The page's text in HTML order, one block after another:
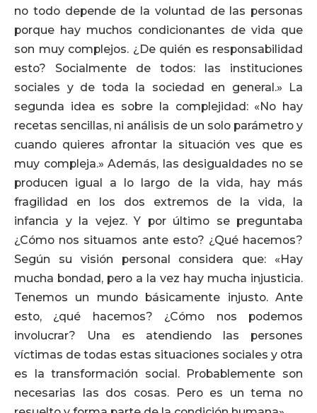
no todo depende de la voluntad de las personas
porque hay muchos condicionantes de vida que
son muy complejos. ¿De quién es responsabilidad
esto? Socialmente de todos: las instituciones
sociales y de toda la sociedad en general.» La
segunda idea es sobre la complejidad: «No hay
recetas sencillas, ni análisis de un solo parámetro y
cuando quieres afrontar la situación ves que es
muy compleja.» Además, las desigualdades no se
producen igual a lo largo de la vida, hay más
fragilidad en los dos extremos de la vida, la
infancia y la vejez. Y por último se preguntaba
¿Cómo nos situamos ante esto? ¿Qué hacemos?
Según su visión personal considera que: «Hay
mucha bondad, pero a la vez hay mucha injusticia.
Tenemos un mundo básicamente injusto. Ante
esto, ¿qué hacemos? ¿Cómo nos podemos
involucrar? Una es atendiendo las persones
víctimas de todas estas situaciones sociales y otra
es la transformación social. Probablemente son
necesarias las dos cosas. Pero es un tema no